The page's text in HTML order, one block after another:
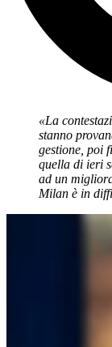
«La
stanno
gestione, poi
quella di ieri
ad un
Milan è in